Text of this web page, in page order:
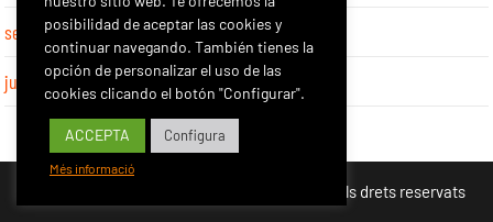
septiembre 2022
julio 2022
Copyright 2026 - Mutuacat Prevenció - Tots els drets reservats
posibilidad de aceptar las cookies y
continuar navegando. También tienes la
opción de personalizar el uso de las
cookies clicando el botón "Configurar".
ACCEPTA Configura
Més informació